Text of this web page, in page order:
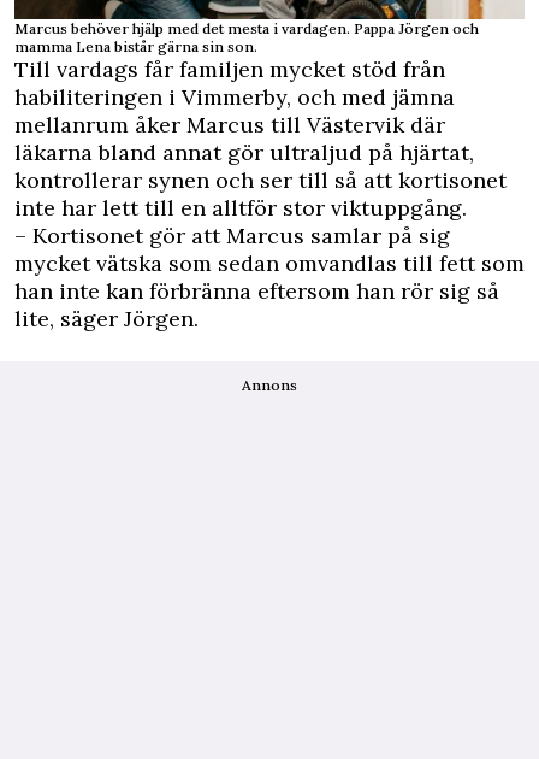
Marcus behöver hjälp med det mesta i vardagen. Pappa Jörgen och
mamma Lena bistår gärna sin son.
Till vardags får familjen mycket stöd från
habiliteringen i Vimmerby, och med jämna
mellanrum åker Marcus till Västervik där
läkarna bland annat gör ultraljud på hjärtat,
kontrollerar synen och ser till så att kortisonet
inte har lett till en alltför stor viktuppgång.
– Kortisonet gör att Marcus samlar på sig
mycket vätska som sedan omvandlas till fett som
han inte kan förbränna eftersom han rör sig så
lite, säger Jörgen.
Annons